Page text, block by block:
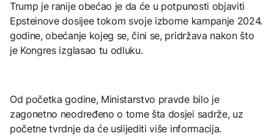
Trump je ranije obećao je da će u potpunosti objaviti
Epsteinove dosijee tokom svoje izborne kampanje 2024.
godine, obećanje kojeg se, čini se, pridržava nakon što
je Kongres izglasao tu odluku.
Od početka godine, Ministarstvo pravde bilo je
zagonetno neodređeno o tome šta dosjei sadrže, uz
početne tvrdnje da će uslijediti više informacija.